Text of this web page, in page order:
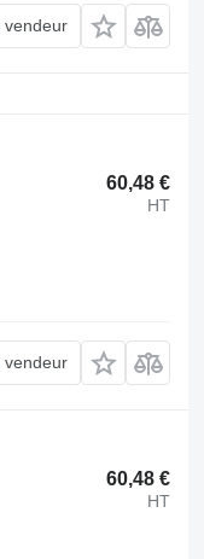
vendeur
60,48 €
HT
vendeur
60,48 €
HT